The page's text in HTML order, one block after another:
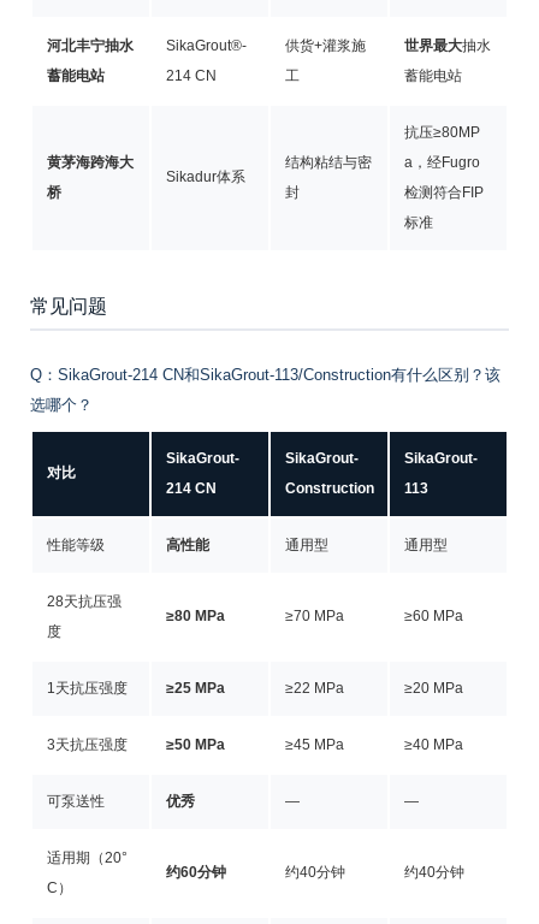
河北丰宁抽水
蓄能电站
SikaGrout®-
214 CN
供货+灌浆施
工
世界最大抽水
蓄能电站
黄茅海跨海大
桥
Sikadur体系
结构粘结与密
封
抗压≥80MP
a，经Fugro
检测符合FIP
标准
常见问题
Q：SikaGrout-214 CN和SikaGrout-113/Construction有什么区别？该
选哪个？
对比
SikaGrout-
214 CN
SikaGrout-
Construction
SikaGrout-
113
性能等级 高性能 通用型 通用型
28天抗压强
度
≥80 MPa ≥70 MPa ≥60 MPa
1天抗压强度 ≥25 MPa ≥22 MPa ≥20 MPa
3天抗压强度 ≥50 MPa ≥45 MPa ≥40 MPa
可泵送性 优秀 — —
适用期（20°
C）
约60分钟 约40分钟 约40分钟